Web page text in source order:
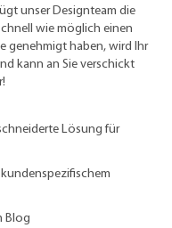
unser Designteam die
wie möglich einen
genehmigt haben, wird Ihr
kann an Sie verschickt
Lösung für
Blog